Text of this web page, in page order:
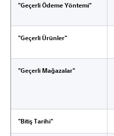
"Geçerli Ödeme Yöntemi"
"Geçerli Ürünler"
"Geçerli Mağazalar"
"Bitiş Tarihi"